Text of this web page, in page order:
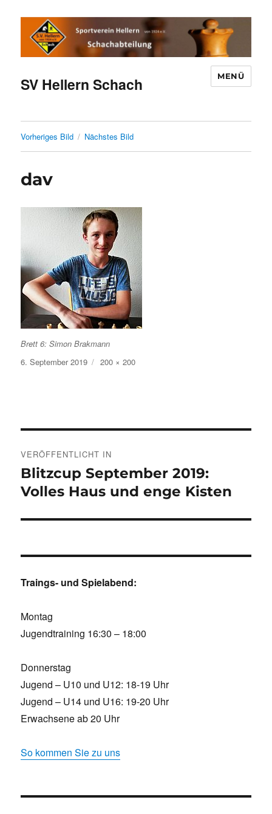
SV Hellern Schach MENÜ
Vorheriges Bild Nächstes Bild
dav
Brett 6: Simon Brakmann
Veröffentlicht
am
6. September 2019 Volle
Größe
200 × 200
VERÖFFENTLICHT IN
Blitzcup September 2019:
Volles Haus und enge Kisten
Traings- und Spielabend:
Montag
Jugendtraining 16:30 – 18:00
Donnerstag
Jugend – U10 und U12: 18-19 Uhr
Jugend – U14 und U16: 19-20 Uhr
Erwachsene ab 20 Uhr
So kommen Sie zu uns